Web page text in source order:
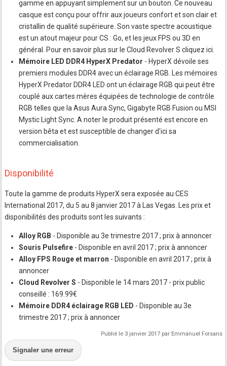
gamme en appuyant simplement sur un bouton. Ce nouveau
casque est conçu pour offrir aux joueurs confort et son clair et
cristallin de qualité supérieure. Son vaste spectre acoustique
est un atout majeur pour CS : Go, et les jeux FPS ou 3D en
général. Pour en savoir plus sur le Cloud Revolver S cliquez ici.
Mémoire LED DDR4 HyperX Predator - HyperX dévoile ses
premiers modules DDR4 avec un éclairage RGB. Les mémoires
HyperX Predator DDR4 LED ont un éclairage RGB qui peut être
couplé aux cartes mères équipées de technologie de contrôle
RGB telles que la Asus Aura Sync, Gigabyte RGB Fusion ou MSI
Mystic Light Sync. A noter le produit présenté est encore en
version bêta et est susceptible de changer d'ici sa
commercialisation.
Disponibilité
Toute la gamme de produits HyperX sera exposée au CES
International 2017, du 5 au 8 janvier 2017 à Las Vegas. Les prix et
disponibilités des produits sont les suivants :
Alloy RGB - Disponible au 3e trimestre 2017 ; prix à annoncer
Souris Pulsefire - Disponible en avril 2017 ; prix à annoncer
Alloy FPS Rouge et marron - Disponible en avril 2017 ; prix à
annoncer
Cloud Revolver S - Disponible le 14 mars 2017 - prix public
conseillé : 169.99€
Mémoire DDR4 éclairage RGB LED - Disponible au 3e
trimestre 2017 ; prix à annoncer
Publié le 3 janvier 2017 par Emmanuel Forsans
Signaler une erreur